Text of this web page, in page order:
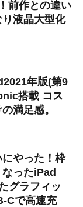
前作との違い
液晶大型化
年版(第9
搭載 コス
満足感。
にやった！枠
ったiPad
グラフィッ
Cで高速充